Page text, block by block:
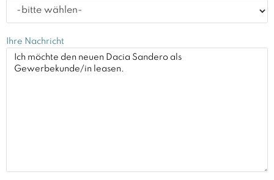
Ihre Nachricht